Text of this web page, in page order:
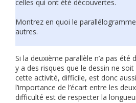
celles qui ont été découvertes.
Montrez en quoi le
autres.
Si la deuxième parallèle n’a pas été
y a des risques que le dessin ne
cette activité, difficile, est donc
l’importance de l’écart entre les
difficulté est de respecter la